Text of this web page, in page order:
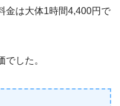
金は大体1時間4,400円で
した。